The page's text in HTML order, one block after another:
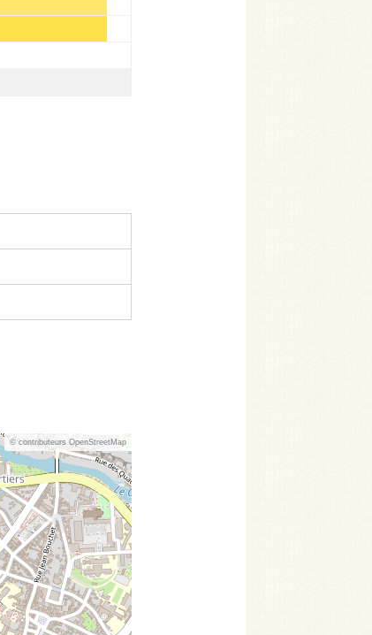
© contributeurs OpenStreetMap